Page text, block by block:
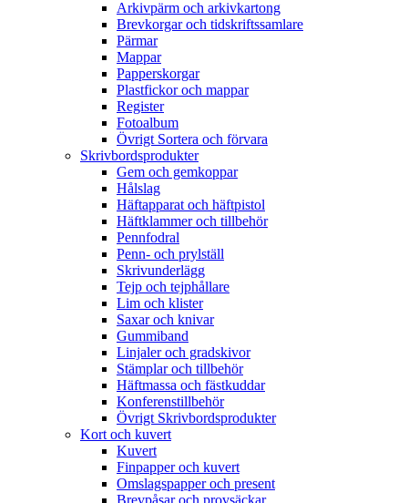
Arkivpärm och arkivkartong
Brevkorgar och tidskriftssamlare
Pärmar
Mappar
Papperskorgar
Plastfickor och mappar
Register
Fotoalbum
Övrigt Sortera och förvara
Skrivbordsprodukter
Gem och gemkoppar
Hålslag
Häftapparat och häftpistol
Häftklammer och tillbehör
Pennfodral
Penn- och prylställ
Skrivunderlägg
Tejp och tejphållare
Lim och klister
Saxar och knivar
Gummiband
Linjaler och gradskivor
Stämplar och tillbehör
Häftmassa och fästkuddar
Konferenstillbehör
Övrigt Skrivbordsprodukter
Kort och kuvert
Kuvert
Finpapper och kuvert
Omslagspapper och present
Brevpåsar och provsäckar